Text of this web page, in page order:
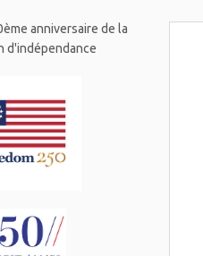
anniversaire de la
d'indépendance